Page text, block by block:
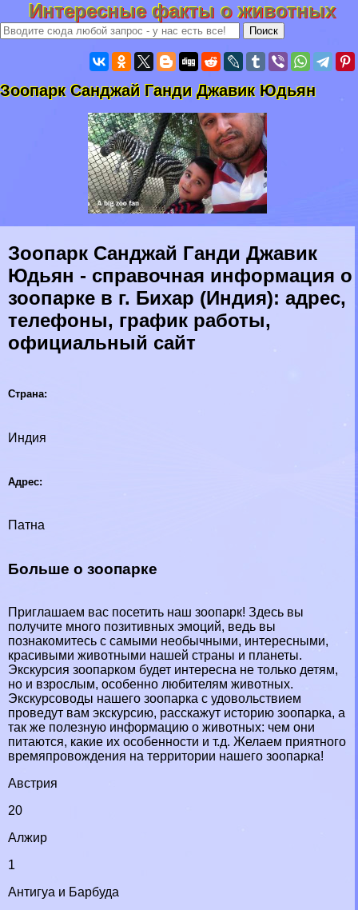
Интересные факты о животных
Зоопарк Санджай Ганди Джавик Юдьян
Зоопарк Санджай Ганди Джавик
Юдьян - справочная информация о
зоопарке в г. Бихар (Индия): адрес,
телефоны, график работы,
официальный сайт
Страна:
Индия
Адрес:
Патна
Больше о зоопарке
Приглашаем вас посетить наш зоопарк! Здесь вы
получите много позитивных эмоций, ведь вы
познакомитесь с самыми необычными, интересными,
красивыми животными нашей страны и планеты.
Экскурсия зоопарком будет интересна не только детям,
но и взрослым, особенно любителям животных.
Экскурсоводы нашего зоопарка с удовольствием
проведут вам экскурсию, расскажут историю зоопарка, а
так же полезную информацию о животных: чем они
питаются, какие их особенности и т.д. Желаем приятного
времяпровождения на территории нашего зоопарка!
Австрия
20
Алжир
1
Антигуа и Барбуда